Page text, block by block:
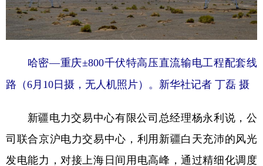
哈密—重庆±800千伏特高压直流输电工程配套线
路（6月10日摄，无人机照片）。新华社记者 丁磊 摄
新疆电力交易中心有限公司总经理杨永利说，公
司联合京沪电力交易中心，利用新疆白天充沛的风光
发电能力，对接上海日间用电高峰，通过精细化调度